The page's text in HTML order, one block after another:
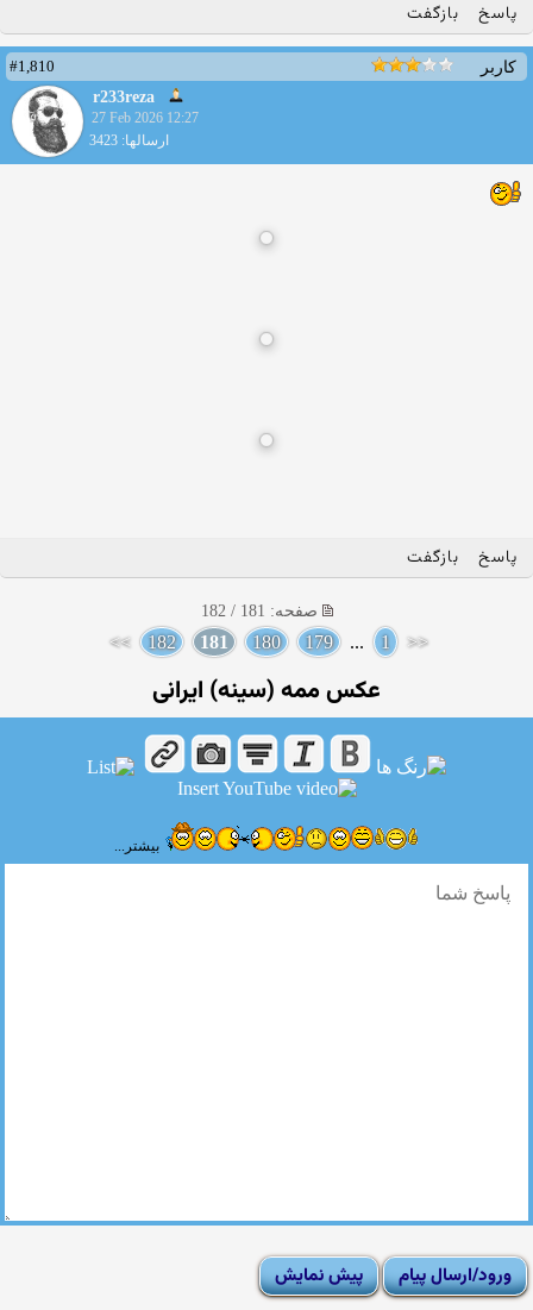
پاسخ بازگفت
کاربر
#1,810
r233reza
27 Feb 2026 12:27
ارسالها: 3423
پاسخ بازگفت
صفحه: 181 / 182
<<
1
...
179
180
181
182
>>
عکس ممه (سینه) ایرانی
بیشتر...